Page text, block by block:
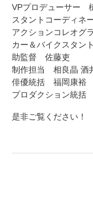
VPプロデューサー
スタントコーディネ
アクションコレオグ
カー＆バイクスタン
助監督 佐藤吏
制作担当 相良晶 酒
俳優統括 福岡康裕
プロダクション統括
是非ご覧ください！